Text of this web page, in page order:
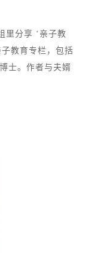
里分享 ‘亲子教
教育专栏，包括
士。作者与夫婿